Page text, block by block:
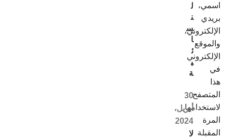
اسمي،
بريدي
الإلكتروني،
والموقع
الإلكتروني
في
هذا
المتصفح
لاستخدامها
المرة
المقبلة
ل
ن
س
ا
ئ
ي
ة
30
أبريل،
2024
لا